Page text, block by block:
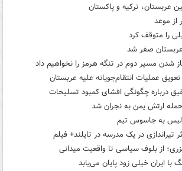
عربستان، ترکیه و پاکستان
را متوقف کرد
عربستان صفر شد
شدن مسیر دوم در تنگه هرمز را نخواهیم داد
عملیات انتقام‌جویانه علیه عربستان
درباره چگونگی افشای کمبود تسلیحات
ارتش یمن به نجران شد
به جاسوس تیم
از بلوف سیاسی تا واقعیت میدانی
ایران خیلی زود پایان می‌یابد